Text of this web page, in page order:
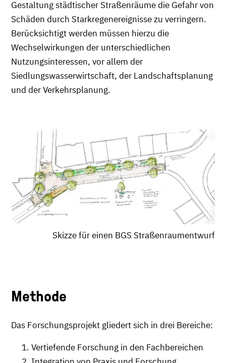
Gestaltung städtischer Straßenräume die Gefahr von
Schäden durch Starkregenereignisse zu verringern.
Berücksichtigt werden müssen hierzu die
Wechselwirkungen der unterschiedlichen
Nutzungsinteressen, vor allem der
Siedlungswasserwirtschaft, der Landschaftsplanung
und der Verkehrsplanung.
Skizze für einen BGS Straßenraumentwurf
Methode
Das Forschungsprojekt gliedert sich in drei Bereiche:
Vertiefende Forschung in den Fachbereichen